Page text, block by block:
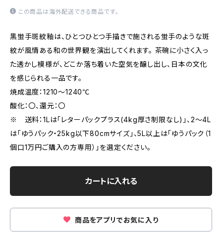
この商品は海外配送できる商品です。
黒蛍手斑紋釉は、ひとつひとつ手描きで施される蛍手のような斑
紋が風情ある和の世界観を演出してくれます。 茶碗に小さく入っ
た透かし模様が、どこか落ち着いた空気を醸し出し、日本の文化
を感じられる一品です。
焼成温度：1210～1240℃
酸化：〇、還元：〇
※ 送料：1Lは「レターパックプラス(4kg厚さ制限なし)」、2～4L
は「ゆうパック・25kg以下80cmサイズ」、5L以上は「ゆうパック（1
個口1万円ご購入の方専用）」を選定ください。
カートに入れる
商品をアプリでお気に入り